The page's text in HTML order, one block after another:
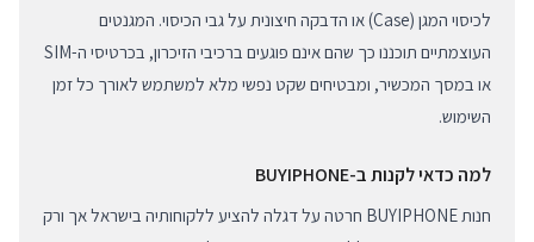
לכיסוי המגן (Case) או הדבקה חיצונית על גבי הכיסוי. המגנטים
העוצמתיים תוכננו כך שהם אינם פוגעים ברכיבי הזיכרון, בכרטיסי ה-SIM
או במסך המכשיר, ומבטיחים שקט נפשי מלא למשתמש לאורך כל זמן
השימוש.
למה כדאי לקנות ב-BUYIPHONE
חנות BUYIPHONE חרטה על דגלה להציע ללקוחותיה בישראל אך ורק